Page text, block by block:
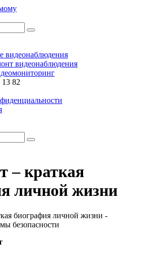
видеонаблюдения
видеонаблюдения
82
– краткая
личной жизни